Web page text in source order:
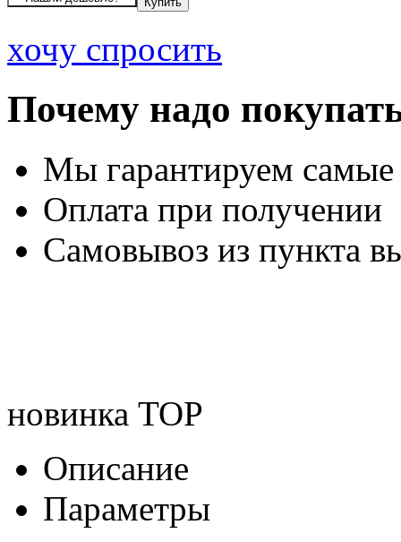
хочу спросить
Почему надо
Мы гарантируем
Оплата при получении
Самовывоз из пункта
новинка TOP
Описание
Параметры